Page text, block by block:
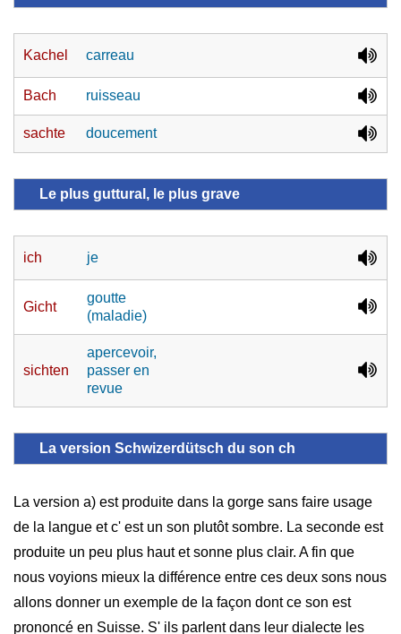
Kachel carreau
Bach ruisseau
sachte doucement
Le plus guttural, le plus grave
ich je
Gicht
goutte
(maladie)
sichten
apercevoir,
passer en
revue
La version Schwizerdütsch du son ch
La version a) est produite dans la gorge sans faire usage
de la langue et c' est un son plutôt sombre. La seconde est
produite un peu plus haut et sonne plus clair. A fin que
nous voyions mieux la différence entre ces deux sons nous
allons donner un exemple de la façon dont ce son est
prononcé en Suisse. S' ils parlent dans leur dialecte les